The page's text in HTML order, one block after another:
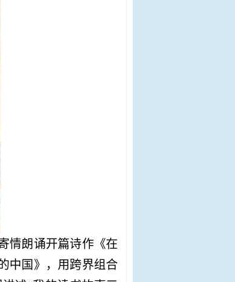
情朗诵开篇诗作《在
中国》，用跨界组合